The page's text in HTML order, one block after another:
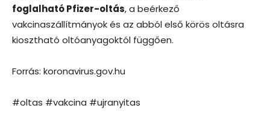
foglalható Pfizer-oltás, a beérkező
vakcinaszállítmányok és az abból első körös oltásra
kiosztható oltóanyagoktól függően.
Forrás: koronavirus.gov.hu
#oltas #vakcina #ujranyitas